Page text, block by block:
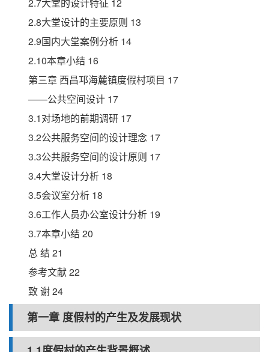
2.8大堂设计的主要原则 13
2.9国内大堂案例分析 14
2.10本章小结 16
第三章 西昌邛海麓镇度假村项目 17
——公共空间设计 17
3.1对场地的前期调研 17
3.2公共服务空间的设计理念 17
3.3公共服务空间的设计原则 17
3.4大堂设计分析 18
3.5会议室分析 18
3.6工作人员办公室设计分析 19
3.7本章小结 20
总 结 21
参考文献 22
致 谢 24
第一章 度假村的产生及发展现状